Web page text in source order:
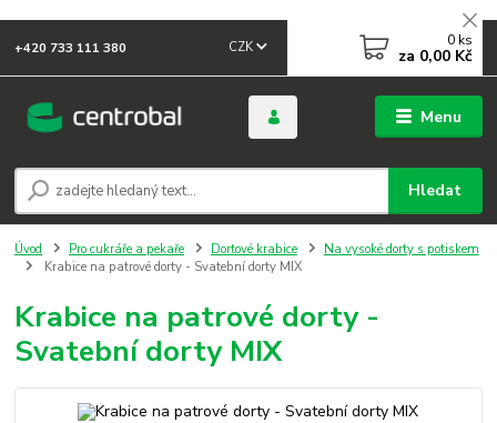
Menu
CZK
Hledat
+420 733 111 380 0 ks
za 0,00 Kč
Úvod Pro cukráře a pekaře Dortové krabice
Na vysoké dorty s potiskem
Krabice na patrové dorty - Svatební dorty MIX
Krabice na patrové dorty -
Svatební dorty MIX